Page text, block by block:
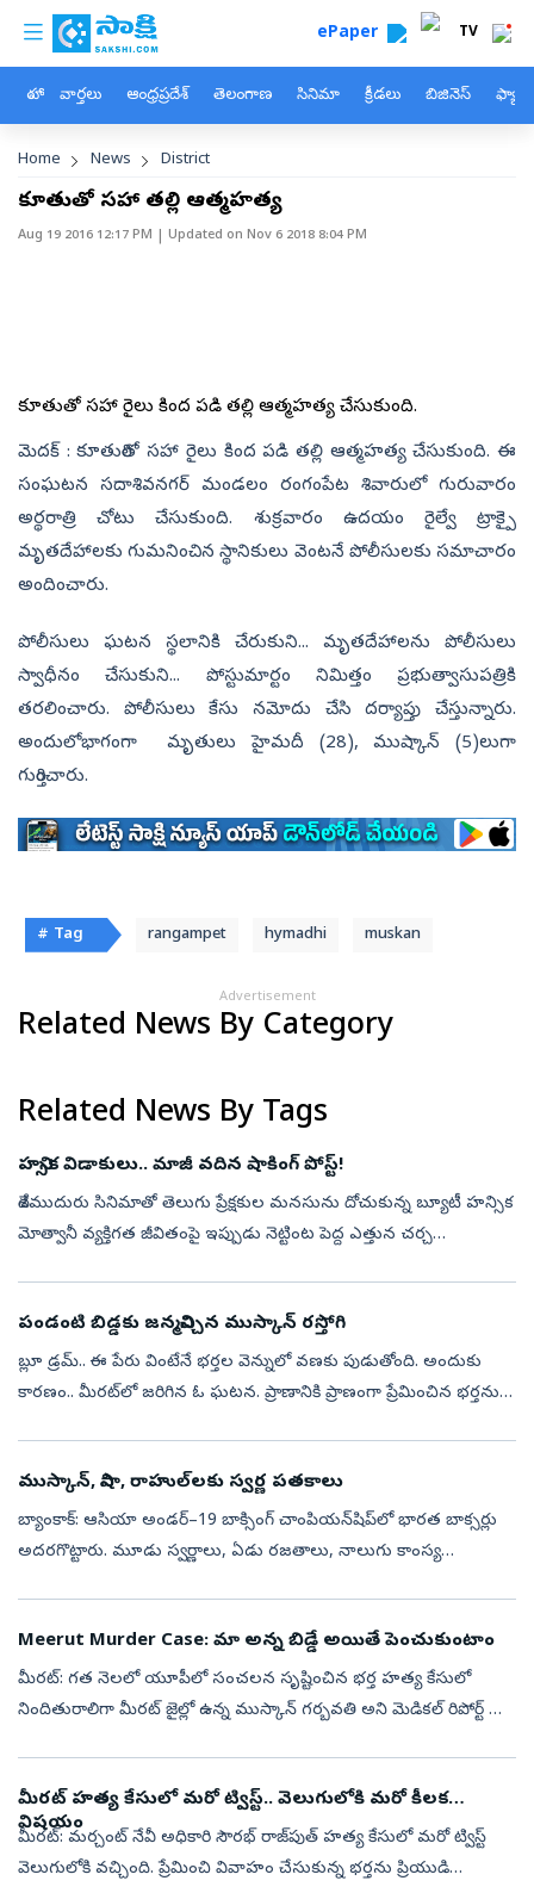
Skip to main content
custom menu ePaper TV
హోం వార్తలు ఆంధ్రప్రదేశ్ తెలంగాణ సినిమా క్రీడలు బిజినెస్
Breadcrumb
Home News District
కూతురితో సహా తల్లి ఆత్మహత్య
Aug 19 2016 12:17 PM | Updated on Nov 6 2018 8:04 PM
కూతురితో సహా రైలు కింద పడి తల్లి ఆత్మహత్య చేసుకుంది.
మెదక్ : కూతురితో సహా రైలు కింద పడి తల్లి ఆత్మహత్య చేసుకుంది. ఈ
సంఘటన సదాశివనగర్ మండలం రంగంపేట శివారులో గురువారం
అర్థరాత్రి చోటు చేసుకుంది. శుక్రవారం ఉదయం రైల్వే ట్రాక్పై
మృతదేహాలకు గుమనించిన స్థానికులు వెంటనే పోలీసులకు సమాచారం
అందించారు.
పోలీసులు ఘటన స్థలానికి చేరుకుని... మృతదేహాలను పోలీసులు
స్వాధీనం చేసుకుని... పోస్టుమార్టం నిమిత్తం ప్రభుత్వాసుపత్రికి
తరలించారు. పోలీసులు కేసు నమోదు చేసి దర్యాప్తు చేస్తున్నారు.
అందులోభాగంగా మృతులు హైమదీ (28), ముష్కాన్ (5)లుగా
గుర్తించారు.
# Tag rangampet hymadhi muskan
Advertisement
Related News By Category
Related News By Tags
హన్సిక విడాకులు.. మాజీ వదిన షాకింగ్‌ పోస్ట్‌!
దేశముదురు సినిమాతో తెలుగు ప్రేక్షకుల మనసును దోచుకున్న బ్యూటీ హన్సిక
మోత్వానీ వ్యక్తిగత జీవితంపై ఇప్పుడు నెట్టింట పెద్ద ఎత్తున చర్చ
పండంటి బిడ్డకు జన్మనిచ్చిన ముస్కాన్ రస్తోగి
బ్లూ డ్రమ్‌.. ఈ పేరు వింటేనే భర్తల వెన్నులో వణకు పుడుతోంది. అందుకు
కారణం.. మీరట్‌లో జరిగిన ఓ ఘటన. ప్రాణానికి ప్రాణంగా ప్రేమించిన భర్తను
ముస్కాన్, నిషా, రాహుల్‌లకు స్వర్ణ పతకాలు
బ్యాంకాక్‌: ఆసియా అండర్‌–19 బాక్సింగ్‌ చాంపియన్‌షిప్‌లో భారత బాక్సర్లు
అదరగొట్టారు. మూడు స్వర్ణాలు, ఏడు రజతాలు, నాలుగు కాంస్య
Meerut Murder Case: మా అన్న బిడ్డే అయితే పెంచుకుంటాం
మీరట్: గత నెలలో యూపీలో సంచలన సృష్టించిన భర్త హత్య కేసులో
నిందితురాలిగా మీరట్ జైల్లో ఉన్న ముస్కాన్ గర్బవతి అని మెడికల్ రిపోర్ట్ లో
మీరట్‌ హత్య కేసులో మరో ట్విస్ట్‌.. వెలుగులోకి మరో కీలక
విషయం
మీరట్‌: మర్చంట్‌ నేవీ అధికారి సౌరభ్‌ రాజ్‌పుత్‌ హత్య కేసులో మరో ట్విస్ట్‌
వెలుగులోకి వచ్చింది. ప్రేమించి వివాహం చేసుకున్న భర్తను ప్రియుడి